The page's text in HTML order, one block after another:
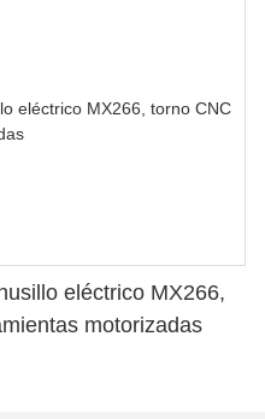
eléctrico MX266,
motorizadas